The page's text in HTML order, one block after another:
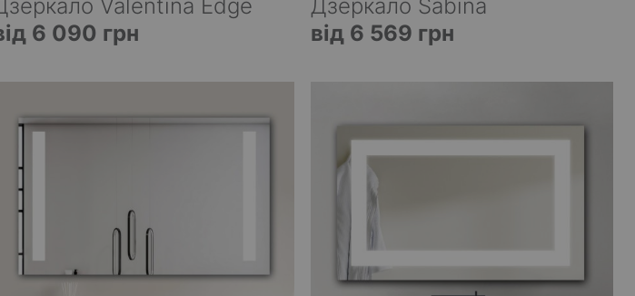
Valentina Edge
6 090 грн
Дзеркало Sabina
від 6 569 грн